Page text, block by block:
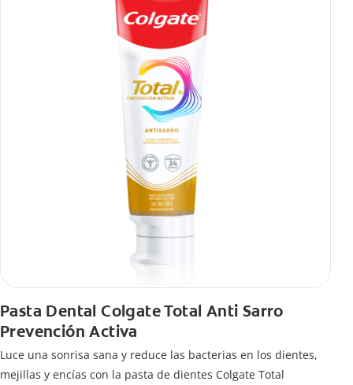
Pasta Dental Colgate Total Anti Sarro
Prevención Activa
Luce una sonrisa sana y reduce las bacterias en los dientes,
mejillas y encías con la pasta de dientes Colgate Total